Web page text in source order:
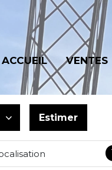
ACCUEIL VENTES
Estimer